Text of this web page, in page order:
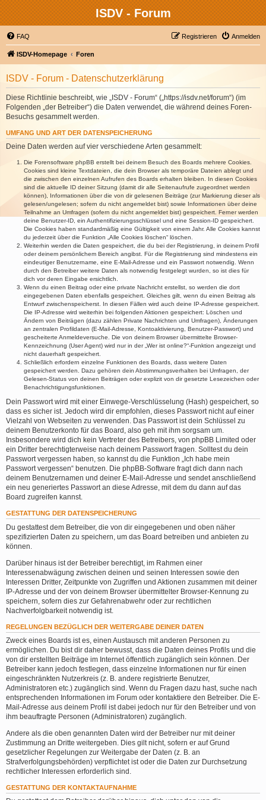
ISDV - Forum
FAQ Anmelden
Registrieren
ISDV-Homepage Foren
ISDV - Forum - Datenschutzerklärung
Diese Richtlinie beschreibt, wie „ISDV - Forum“ („https://isdv.net/forum“) (im
Folgenden „der Betreiber“) die Daten verwendet, die während deines Foren-
Besuchs gesammelt werden.
UMFANG UND ART DER DATENSPEICHERUNG
Deine Daten werden auf vier verschiedene Arten gesammelt:
Die Forensoftware phpBB erstellt bei deinem Besuch des Boards mehrere Cookies.
Cookies sind kleine Textdateien, die dein Browser als temporäre Dateien ablegt und
die zwischen den einzelnen Aufrufen des Boards erhalten bleiben. In diesen Cookies
sind die aktuelle ID deiner Sitzung (damit dir alle Seitenaufrufe zugeordnet werden
können), Informationen über die von dir gelesenen Beiträge (zur Markierung dieser als
gelesen/ungelesen; sofern du nicht angemeldet bist) sowie Informationen über deine
Teilnahme an Umfragen (sofern du nicht angemeldet bist) gespeichert. Ferner werden
deine Benutzer-ID, ein Authentifizierungsschlüssel und eine Session-ID gespeichert.
Die Cookies haben standardmäßig eine Gültigkeit von einem Jahr. Alle Cookies kannst
du jederzeit über die Funktion „Alle Cookies löschen“ löschen.
Weiterhin werden die Daten gespeichert, die du bei der Registrierung, in deinem Profil
oder deinem persönlichem Bereich angibst. Für die Registrierung sind mindestens ein
eindeutiger Benutzername, eine E-Mail-Adresse und ein Passwort notwendig. Wenn
durch den Betreiber weitere Daten als notwendig festgelegt wurden, so ist dies für
dich vor deren Eingabe ersichtlich.
Wenn du einen Beitrag oder eine private Nachricht erstellst, so werden die dort
eingegebenen Daten ebenfalls gespeichert. Gleiches gilt, wenn du einen Beitrag als
Entwurf zwischenspeicherst. In diesen Fällen wird auch deine IP-Adresse gespeichert.
Die IP-Adresse wird weiterhin bei folgenden Aktionen gespeichert: Löschen und
Ändern von Beiträgen (dazu zählen Private Nachrichten und Umfragen), Änderungen
an zentralen Profildaten (E-Mail-Adresse, Kontoaktivierung, Benutzer-Passwort) und
gescheiterte Anmeldeversuche. Die von deinem Browser übermittelte Browser-
Kennzeichnung (User Agent) wird nur in der „Wer ist online?“-Funktion angezeigt und
nicht dauerhaft gespeichert.
Schließlich erfordern einzelne Funktionen des Boards, dass weitere Daten
gespeichert werden. Dazu gehören dein Abstimmungsverhalten bei Umfragen, der
Gelesen-Status von deinen Beiträgen oder explizit von dir gesetzte Lesezeichen oder
Benachrichtigungsfunktionen.
Dein Passwort wird mit einer Einwege-Verschlüsselung (Hash) gespeichert, so
dass es sicher ist. Jedoch wird dir empfohlen, dieses Passwort nicht auf einer
Vielzahl von Webseiten zu verwenden. Das Passwort ist dein Schlüssel zu
deinem Benutzerkonto für das Board, also geh mit ihm sorgsam um.
Insbesondere wird dich kein Vertreter des Betreibers, von phpBB Limited oder
ein Dritter berechtigterweise nach deinem Passwort fragen. Solltest du dein
Passwort vergessen haben, so kannst du die Funktion „Ich habe mein
Passwort vergessen“ benutzen. Die phpBB-Software fragt dich dann nach
deinem Benutzernamen und deiner E-Mail-Adresse und sendet anschließend
ein neu generiertes Passwort an diese Adresse, mit dem du dann auf das
Board zugreifen kannst.
GESTATTUNG DER DATENSPEICHERUNG
Du gestattest dem Betreiber, die von dir eingegebenen und oben näher
spezifizierten Daten zu speichern, um das Board betreiben und anbieten zu
können.
Darüber hinaus ist der Betreiber berechtigt, im Rahmen einer
Interessenabwägung zwischen deinen und seinen Interessen sowie den
Interessen Dritter, Zeitpunkte von Zugriffen und Aktionen zusammen mit deiner
IP-Adresse und der von deinem Browser übermittelter Browser-Kennung zu
speichern, sofern dies zur Gefahrenabwehr oder zur rechtlichen
Nachverfolgbarkeit notwendig ist.
REGELUNGEN BEZÜGLICH DER WEITERGABE DEINER DATEN
Zweck eines Boards ist es, einen Austausch mit anderen Personen zu
ermöglichen. Du bist dir daher bewusst, dass die Daten deines Profils und die
von dir erstellten Beiträge im Internet öffentlich zugänglich sein können. Der
Betreiber kann jedoch festlegen, dass einzelne Informationen nur für einen
eingeschränkten Nutzerkreis (z. B. andere registrierte Benutzer,
Administratoren etc.) zugänglich sind. Wenn du Fragen dazu hast, suche nach
entsprechenden Informationen im Forum oder kontaktiere den Betreiber. Die E-
Mail-Adresse aus deinem Profil ist dabei jedoch nur für den Betreiber und von
ihm beauftragte Personen (Administratoren) zugänglich.
Andere als die oben genannten Daten wird der Betreiber nur mit deiner
Zustimmung an Dritte weitergeben. Dies gilt nicht, sofern er auf Grund
gesetzlicher Regelungen zur Weitergabe der Daten (z. B. an
Strafverfolgungsbehörden) verpflichtet ist oder die Daten zur Durchsetzung
rechtlicher Interessen erforderlich sind.
GESTATTUNG DER KONTAKTAUFNAHME